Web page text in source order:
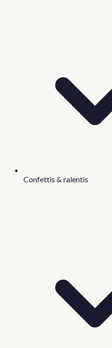
Confettis & ralentis